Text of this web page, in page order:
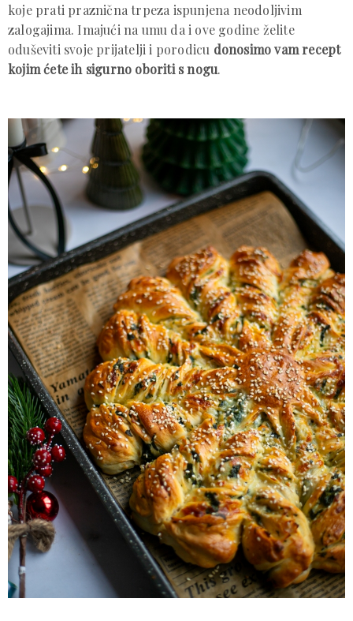
koje prati praznična trpeza ispunjena neodoljivim
zalogajima. Imajući na umu da i ove godine želite
oduševiti svoje prijatelji i porodicu donosimo vam recept
kojim ćete ih sigurno oboriti s nogu.